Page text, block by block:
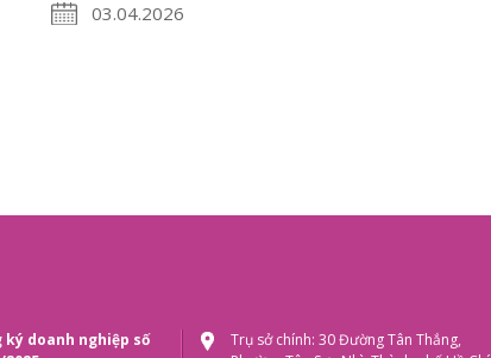
03.04.2026
ký doanh nghiệp số
Trụ sở chính: 30 Đường Tân Thắng,